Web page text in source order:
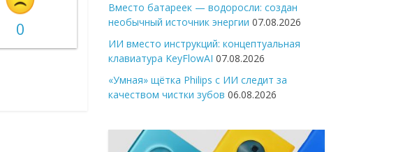
0
Вместо батареек — водоросли: создан
необычный источник энергии 07.08.2026
ИИ вместо инструкций: концептуальная
клавиатура KeyFlowAI 07.08.2026
«Умная» щётка Philips с ИИ следит за
качеством чистки зубов 06.08.2026